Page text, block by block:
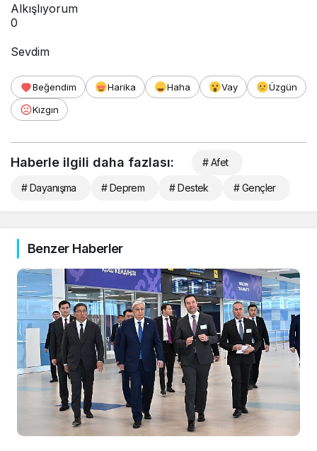
Alkışlıyorum
0
Sevdim
Beğendim Harika Haha Vay
Üzgün
Kızgın
Haberle ilgili daha fazlası: # Afet
# Dayanışma # Deprem # Destek # Gençler
Benzer Haberler